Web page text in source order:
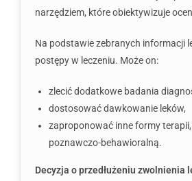
narzędziem, które obiektywizuje
Na podstawie zebranych informacji
postępy w leczeniu. Może on:
zlecić dodatkowe badania
dostosować dawkowanie leków,
zaproponować inne formy
poznawczo-behawioralną.
Decyzja o przedłużeniu zwolnienia